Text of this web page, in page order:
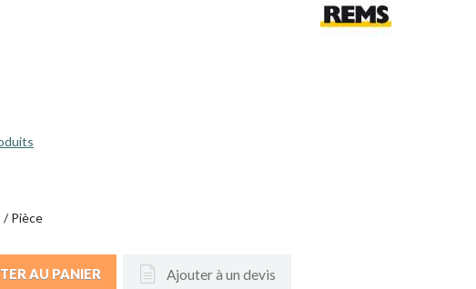
/Pièce
AU PANIER Ajouter à un devis